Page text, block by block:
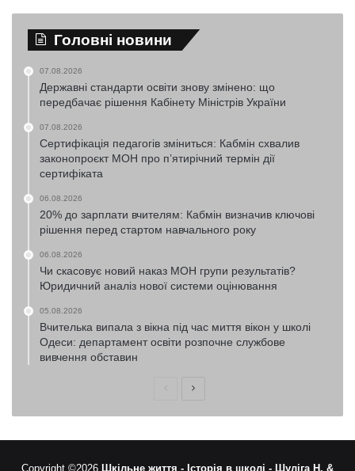
Головні новини
07.08.2026
Державні стандарти освіти знову змінено: що
передбачає рішення Кабінету Міністрів України
07.08.2026
Сертифікація педагогів зміниться: Кабмін схвалив
законопроєкт МОН про п’ятирічний термін дії
сертифіката
06.08.2026
20% до зарплати вчителям: Кабмін визначив ключові
рішення перед стартом навчального року
06.08.2026
Чи скасовує новий наказ МОН групи результатів?
Юридичний аналіз нової системи оцінювання
05.08.2026
Вчителька випала з вікна під час миття вікон у школі
Одеси: департамент освіти розпочне службове
вивчення обставин
ПопередняНаступна
Copyright ©2026 Шкільне життя - Історія в школі - Шуліга Н. &